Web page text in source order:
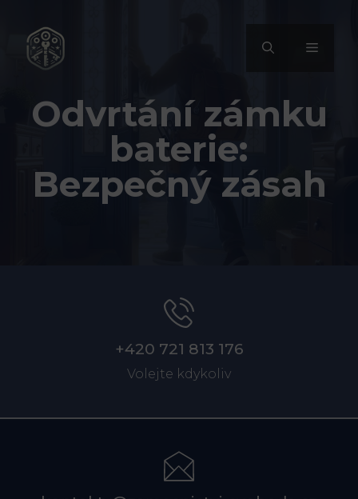
obsah
MENU
Odvrtání zámku
baterie:
Bezpečný zásah
+420 721 813 176
Volejte kdykoliv